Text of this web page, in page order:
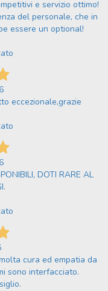
e servizio ottimo!
del personale, che in
essere un optional!
eccezionale,grazie
DOTI RARE AL
cura ed empatia da
sono interfacciato.